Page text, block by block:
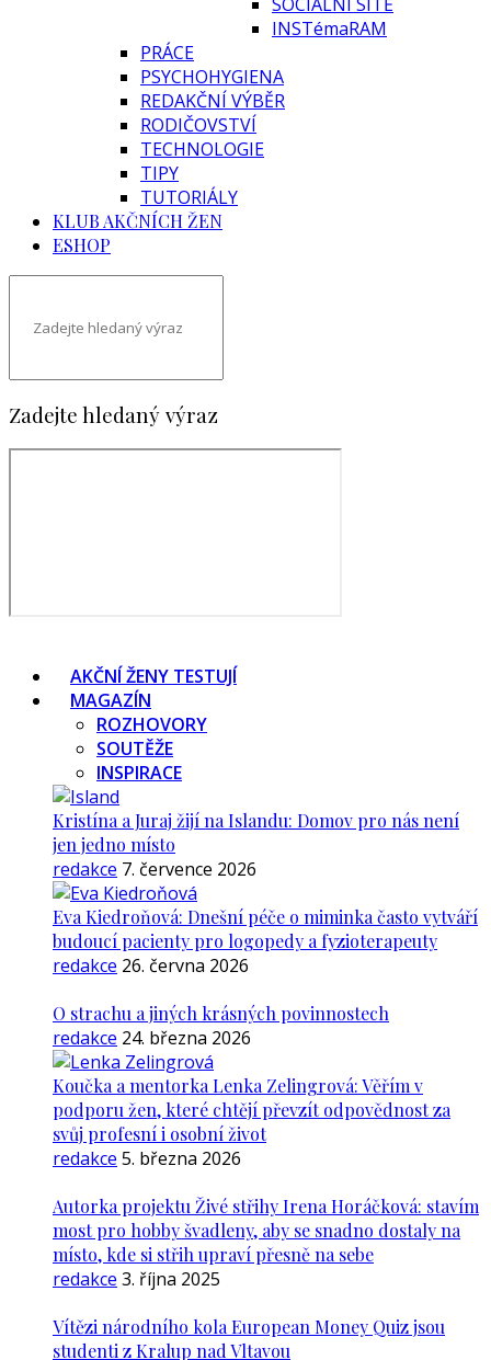
INSTémaRAM
PRÁCE
PSYCHOHYGIENA
REDAKČNÍ VÝBĚR
RODIČOVSTVÍ
TECHNOLOGIE
TIPY
TUTORIÁLY
KLUB AKČNÍCH ŽEN
ESHOP
Zadejte hledaný výraz
AKČNÍ ŽENY TESTUJÍ
MAGAZÍN
ROZHOVORY
SOUTĚŽE
INSPIRACE
Kristína a Juraj žijí na Islandu: Domov pro nás není
jen jedno místo
redakce 7. července 2026
Eva Kiedroňová: Dnešní péče o miminka často vytváří
budoucí pacienty pro logopedy a fyzioterapeuty
redakce 26. června 2026
O strachu a jiných krásných povinnostech
redakce 24. března 2026
Koučka a mentorka Lenka Zelingrová: Věřím v
podporu žen, které chtějí převzít odpovědnost za
svůj profesní i osobní život
redakce 5. března 2026
Autorka projektu Živé střihy Irena Horáčková: stavím
most pro hobby švadleny, aby se snadno dostaly na
místo, kde si střih upraví přesně na sebe
redakce 3. října 2025
Vítězi národního kola European Money Quiz jsou
studenti z Kralup nad Vltavou